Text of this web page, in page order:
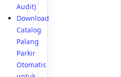
Audit)
Download
Catalog
Palang
Parkir
Otomatis